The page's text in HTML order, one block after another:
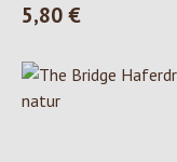
Regulärer Preis:
5,80 €